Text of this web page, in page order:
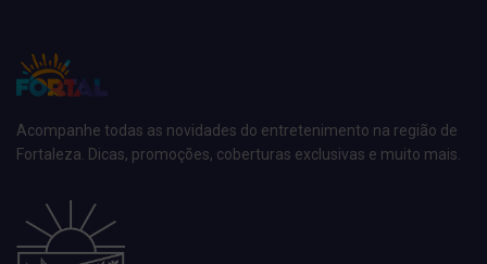
Acompanhe todas as novidades do entretenimento na região de
Fortaleza. Dicas, promoções, coberturas exclusivas e muito mais.